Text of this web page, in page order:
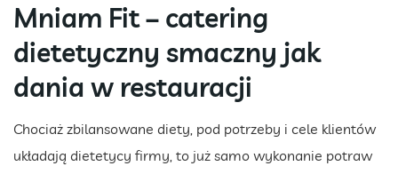
Mniam Fit – catering
dietetyczny smaczny jak
dania w restauracji
Chociaż zbilansowane diety, pod potrzeby i cele klientów
układają dietetycy firmy, to już samo wykonanie potraw